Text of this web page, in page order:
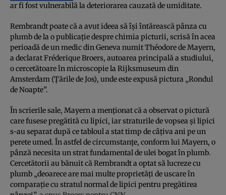
ar fi fost vulnerabilă la deteriorarea cauzată de umiditate.
Rembrandt poate că a avut ideea să își întărească pânza cu
plumb de la o publicație despre chimia picturii, scrisă în acea
perioadă de un medic din Geneva numit Théodore de Mayern,
a declarat Fréderique Broers, autoarea principală a studiului,
o cercetătoare în microscopie la Rijksmuseum din
Amsterdam (Țările de Jos), unde este expusă pictura „Rondul
de Noapte”.
În scrierile sale, Mayern a menționat că a observat o pictură
care fusese pregătită cu lipici, iar straturile de vopsea și lipici
s-au separat după ce tabloul a stat timp de câțiva ani pe un
perete umed. În astfel de circumstanțe, conform lui Mayern, o
pânză necesita un strat fundamental de ulei bogat în plumb.
Cercetătorii au bănuit că Rembrandt a optat să lucreze cu
plumb „deoarece are mai multe proprietăți de uscare în
comparație cu stratul normal de lipici pentru pregătirea